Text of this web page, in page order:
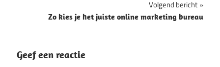
Volgend bericht
Zo kies je het juiste online marketing bureau
Geef een reactie